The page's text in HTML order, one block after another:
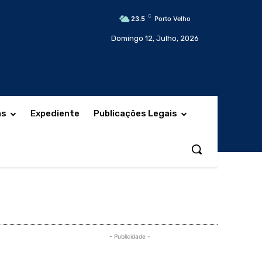
23.5 C Porto Velho
Domingo 12, Julho, 2026
Expediente Publicações Legais
- Publicidade -